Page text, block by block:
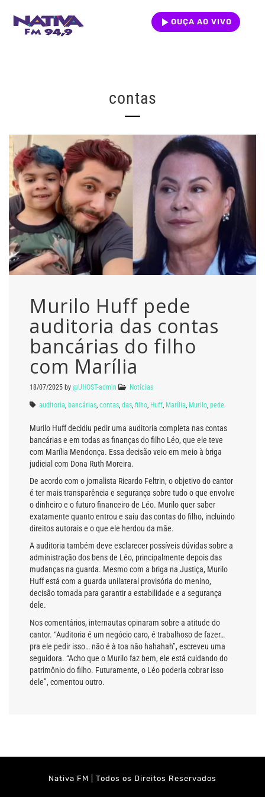
OUÇA AO VIVO
contas
Murilo Huff pede
auditoria das contas
bancárias do filho
com Marília
18/07/2025 by @UHOST-admin Notícias
auditoria bancárias contas das filho Huff Marília Murilo pede
Murilo Huff decidiu pedir uma auditoria completa nas contas
bancárias e em todas as finanças do filho Léo, que ele teve
com Marília Mendonça. Essa decisão veio em meio à briga
judicial com Dona Ruth Moreira.
De acordo com o jornalista Ricardo Feltrin, o objetivo do cantor
é ter mais transparência e segurança sobre tudo o que envolve
o dinheiro e o futuro financeiro de Léo. Murilo quer saber
exatamente quanto entrou e saiu das contas do filho, incluindo
direitos autorais e o que ele herdou da mãe.
A auditoria também deve esclarecer possíveis dúvidas sobre a
administração dos bens de Léo, principalmente depois das
mudanças na guarda. Mesmo com a briga na Justiça, Murilo
Huff está com a guarda unilateral provisória do menino,
decisão tomada para garantir a estabilidade e a segurança
dele.
Nos comentários, internautas opinaram sobre a atitude do
cantor. “Auditoria é um negócio caro, é trabalhoso de fazer…
pra ele pedir isso… não é à toa não hahahah”, escreveu uma
seguidora. “Acho que o Murilo faz bem, ele está cuidando do
patrimônio do filho. Futuramente, o Léo poderia cobrar isso
dele”, comentou outro.
Nativa FM | Todos os Direitos Reservados